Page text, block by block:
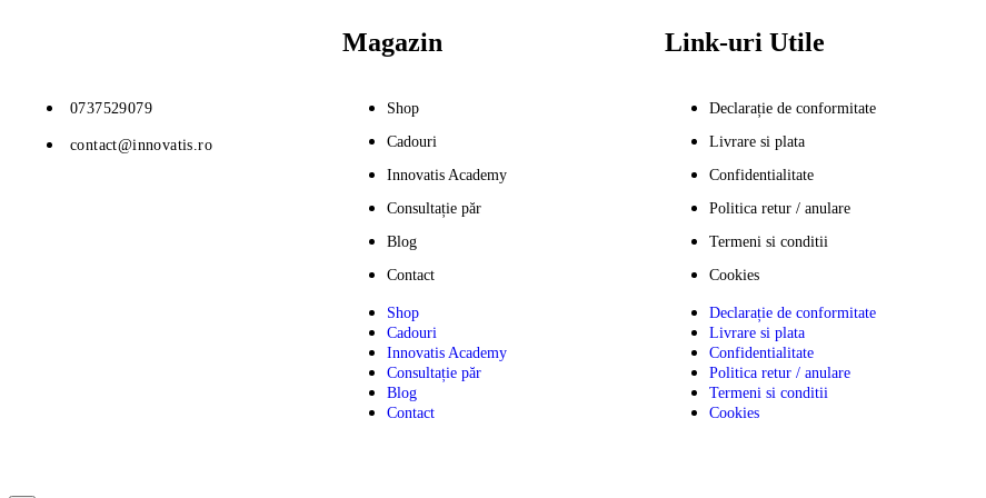
0737529079
contact@innovatis.ro
Magazin
Shop
Cadouri
Innovatis Academy
Consultație păr
Blog
Contact
Shop
Cadouri
Innovatis Academy
Consultație păr
Blog
Contact
Link-uri Utile
Declarație de conformitate
Livrare si plata
Confidentialitate
Politica retur / anulare
Termeni si conditii
Cookies
Declarație de conformitate
Livrare si plata
Confidentialitate
Politica retur / anulare
Termeni si conditii
Cookies